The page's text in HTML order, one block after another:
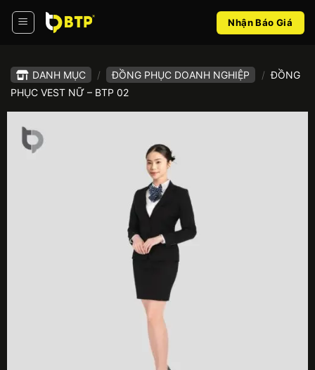
qua
Nhận Báo Giá
DANH MỤC / ĐỒNG PHỤC DOANH NGHIỆP / ĐỒNG
PHỤC VEST NỮ – BTP 02